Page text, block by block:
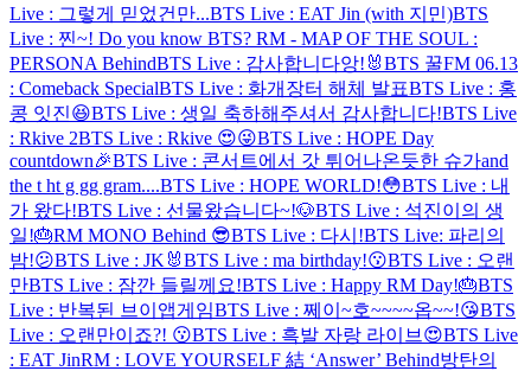
Live : 그렇게 믿었건만...BTS Live : EAT Jin (with 지민)BTS
Live : 찐~! Do you know BTS? RM - MAP OF THE SOUL :
PERSONA BehindBTS Live : 감사합니다앙!🐰BTS 꿀FM 06.13
: Comeback SpecialBTS Live : 화개장터 해체 발표BTS Live : 홍
콩 잇진😆BTS Live : 생일 축하해주셔서 감사합니다!BTS Live
: Rkive 2BTS Live : Rkive 😍😜BTS Live : HOPE Day
countdown🎉BTS Live : 콘서트에서 갓 튀어나온듯한 슈가and
the t ht g gg gram....BTS Live : HOPE WORLD!😳BTS Live : 내
가 왔다!BTS Live : 선물왔습니다~!🐶BTS Live : 석진이의 생
일!🎂RM MONO Behind 😎BTS Live : 다시!BTS Live: 파리의
밤!😕BTS Live : JK🐰BTS Live : ma birthday!😗BTS Live : 오랜
만BTS Live : 잠깐 들릴께요!BTS Live : Happy RM Day!🎂BTS
Live : 반복된 브이앱게임BTS Live : 쩨이~호~~~~옵~~!😘BTS
Live : 오랜만이죠?! 😗BTS Live : 흑발 자랑 라이브😍BTS Live
: EAT JinRM : LOVE YOURSELF 結 ‘Answer’ Behind방탄의